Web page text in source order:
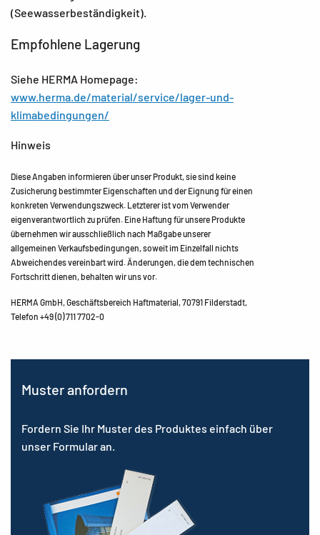
(Seewasserbeständigkeit).
Empfohlene Lagerung
Siehe HERMA Homepage:
www.herma.de/material/service/lager-und-
klimabedingungen/
Hinweis
Diese Angaben informieren über unser Produkt, sie sind keine
Zusicherung bestimmter Eigenschaften und der Eignung für einen
konkreten Verwendungszweck. Letzterer ist vom Verwender
eigenverantwortlich zu prüfen. Eine Haftung für unsere Produkte
übernehmen wir ausschließlich nach Maßgabe unserer
allgemeinen Verkaufsbedingungen, soweit im Einzelfall nichts
Abweichendes vereinbart wird. Änderungen, die dem technischen
Fortschritt dienen, behalten wir uns vor.
HERMA GmbH, Geschäftsbereich Haftmaterial, 70791 Filderstadt,
Telefon +49 (0) 711 7702-0
Muster anfordern
Fordern Sie Ihr Muster des Produktes einfach über
unser Formular an.